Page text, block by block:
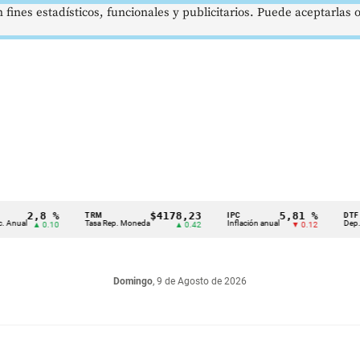
2,8 %
▲ 0.10 Tasa Rep. Moneda
$4178,23
▲ 0.42 Inflación anual
5,81 %
▼ 0.12 Dep.
Domingo, 9 de Agosto de 2026
estadísticos, funcionales y publicitarios. Puede aceptarlas